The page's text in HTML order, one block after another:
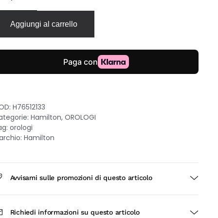
Aggiungi al carrello
H76512133
Hamilton,OROLOGI
orologi
Hamilton
Avvisami sulle promozioni di questo articolo
Richiedi informazioni su questo articolo